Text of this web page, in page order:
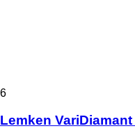
6
Lemken VariDiamant